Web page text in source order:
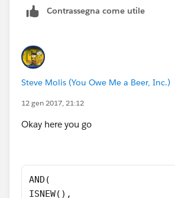
Contrassegna come utile
Steve Molis (You Owe Me a Beer, Inc.)
12 gen 2017, 21:12
Okay here you go
AND(
ISNEW(),